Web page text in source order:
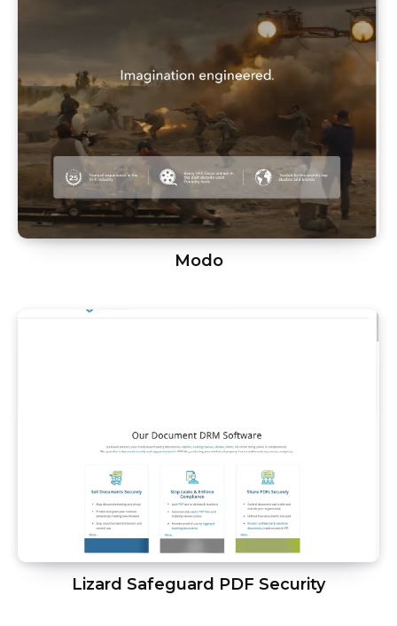
Modo
Lizard Safeguard PDF Security